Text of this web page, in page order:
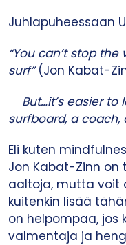
Juhlapuheessaan
“You can’t stop
surf”(Jon Kabat-
But…it’s easier to
surfboard, a
Eli kuten
Jon Kabat-Zinn
aaltoja, mutta voit
kuitenkin lisää
on helpompaa, jos
valmentaja ja